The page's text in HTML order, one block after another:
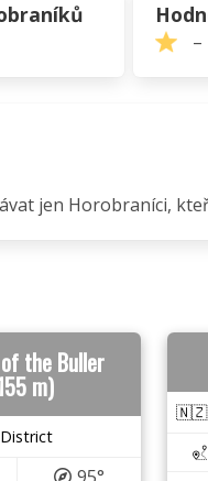
–
jen Horobraníci,
the Buller
m)
🇳🇿